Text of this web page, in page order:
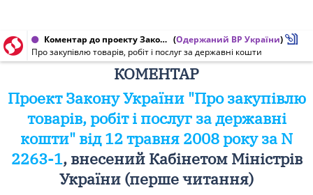
Коментар до проекту Закону України від 12.05.2008 № 2263-1 (Одержаний ВР України)
Про закупівлю товарів, робіт і послуг за державні кошти